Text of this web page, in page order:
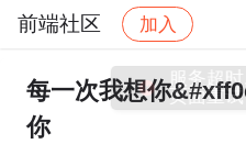
前端社区 加入
社区 前端社区 感慨
每一次我想你
你
服务超
页面重试